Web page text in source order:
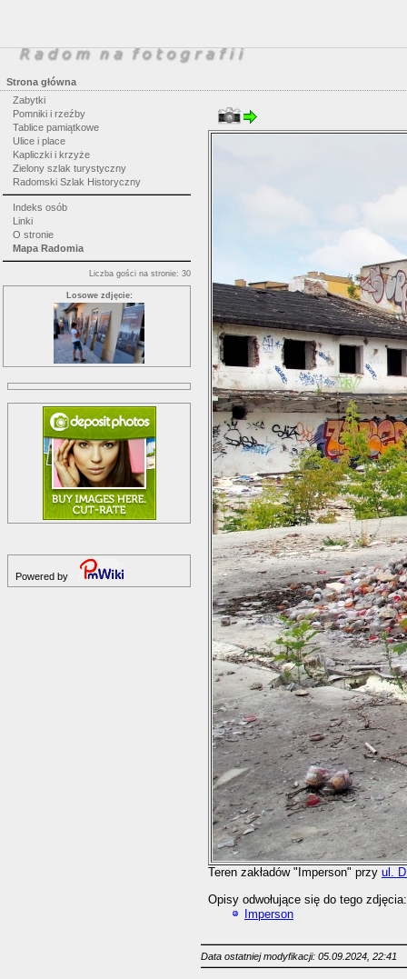
Strona główna
Zabytki
Pomniki i rzeźby
Tablice pamiątkowe
Ulice i place
Kapliczki i krzyże
Zielony szlak turystyczny
Radomski Szlak Historyczny
Indeks osób
Linki
O stronie
Mapa Radomia
Liczba gości na stronie: 30
Losowe zdjęcie:
Powered by
Teren zakładów "Imperson" przy ul.
Opisy odwołujące się do tego zdjęcia:
Imperson
Data ostatniej modyfikacji: 05.09.2024, 22:41